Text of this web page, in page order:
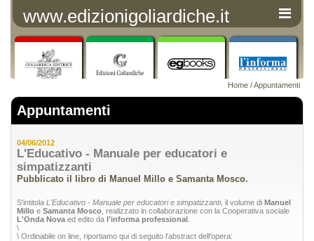
www.edizionigoliardiche.it
Home /Appuntamenti
Appuntamenti
04/06/2012
L'Educativo - Manuale per educatori e
simpatizzanti
Pubblicato il libro di Manuel Millo e Samanta Mosco.
S'intitola L'Educativo - Manuale per educatori e simpatizzanti, il volume di Manuel
Millo e Samanta Mosco , realizzato in collaborazione con la Cooperativa sociale
L'Onda Nova ed edito da l'informa professional
\
\ Ordinabile on line, riportiamo qui di seguito l'abstract dell'opera: